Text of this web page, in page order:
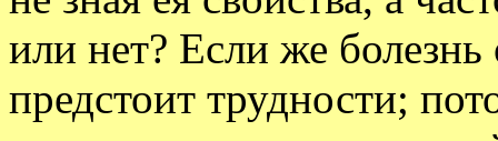
или нет? Если же болезнь
предстоит трудности;